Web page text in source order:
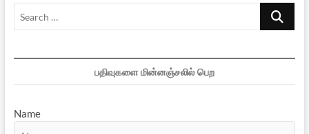
Search
பதிவுகளை மின்னஞ்சலில் பெற
Name